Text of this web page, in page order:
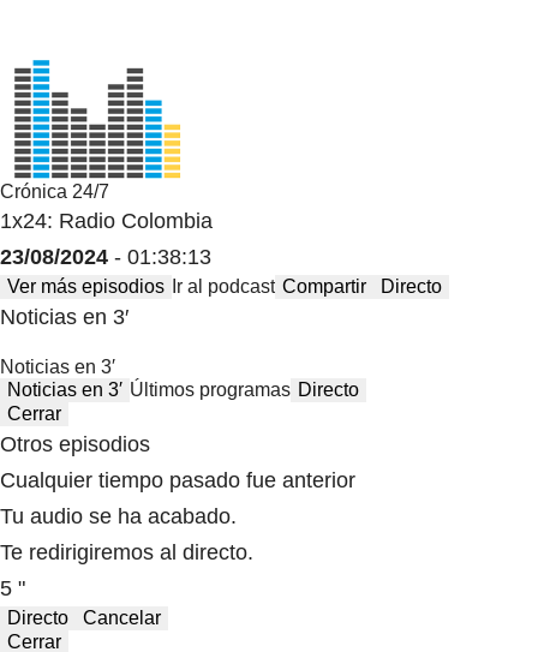
Crónica 24/7
1x24: Radio Colombia
23/08/2024 - 01:38:13
Ver más episodios Ir al podcast Compartir Directo
Noticias en 3′
Noticias en 3′
Noticias en 3′ Últimos programas Directo
Cerrar
Otros episodios
Cualquier tiempo pasado fue anterior
Tu audio se ha acabado.
Te redirigiremos al directo.
5 "
Directo
Cancelar
Cerrar